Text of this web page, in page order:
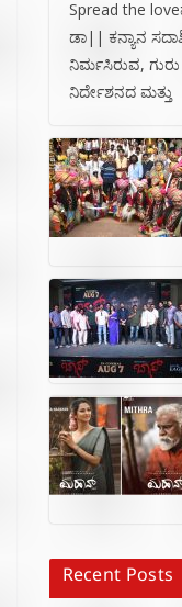
Spread the
ಡಾ|| ಕನ್ಯಾನ
ನಿರ್ಮಸಿರುವ,
ನಿರ್ದೇಶನದ ಮತ್ತು
Recent Posts